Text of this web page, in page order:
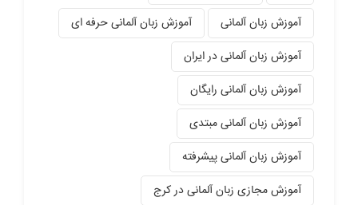
آموزش زبان آلمانی
آموزش زبان آلمانی حرفه ای
آموزش زبان آلمانی در ایران
آموزش زبان آلمانی رایگان
آموزش زبان آلمانی مبتدی
آموزش زبان آلمانی پیشرفته
آموزش مجازی زبان آلمانی در کرج